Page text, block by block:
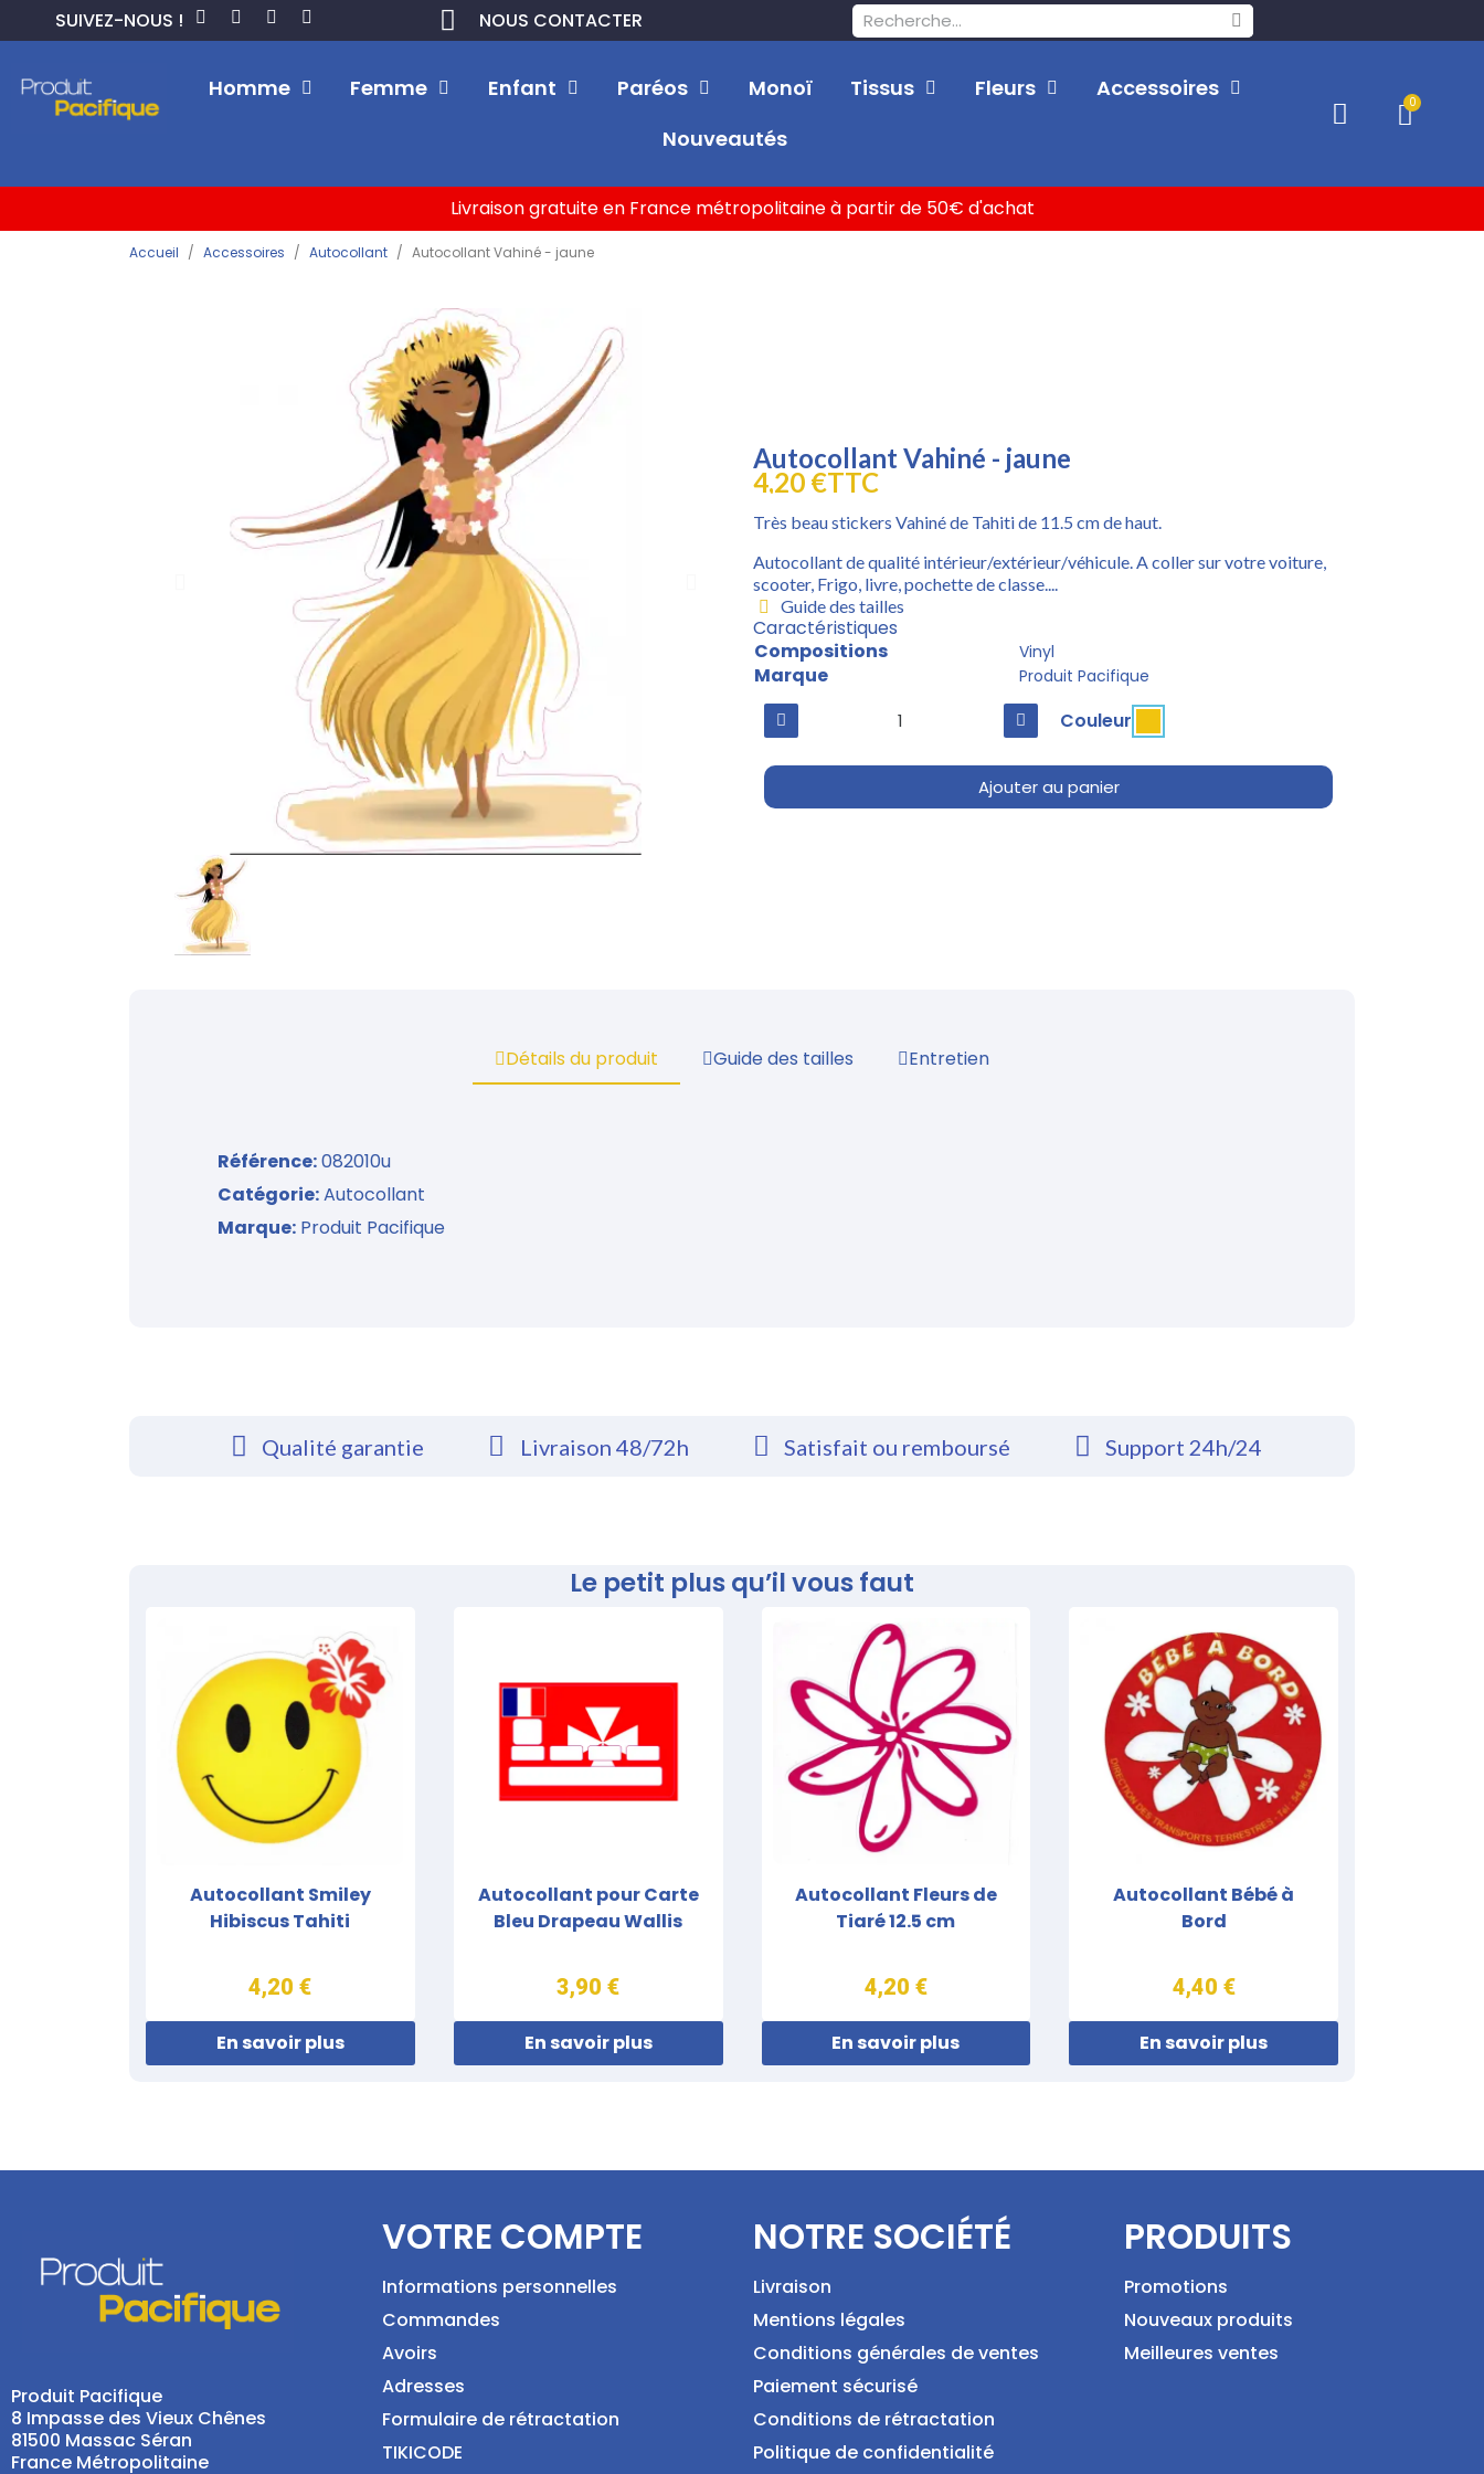
SUIVEZ-NOUS ! NOUS CONTACTER
Homme Femme Enfant Paréos Monoï Tissus Fleurs
Accessoires
Nouveautés
Livraison gratuite en France métropolitaine à partir de 50€ d'achat
Accueil Accessoires Autocollant Autocollant Vahiné - jaune
Autocollant Vahiné - jaune
4,20 €TTC
Très beau stickers Vahiné de Tahiti de 11.5 cm de haut.
Autocollant de qualité intérieur/extérieur/véhicule. A coller sur votre voiture,
scooter, Frigo, livre, pochette de classe....
Guide des tailles
Caractéristiques
Compositions
Vinyl
Marque Produit Pacifique
Couleur
Ajouter au panier
Détails du produit Guide des tailles Entretien
Référence 082010u
Catégorie Autocollant
Marque Produit Pacifique
Qualité garantie Livraison 48/72h Satisfait ou remboursé Support 24h/24
Le petit plus qu’il vous faut
Autocollant Smiley
Hibiscus Tahiti
4,20 €
En savoir plus
Autocollant pour Carte
Bleu Drapeau Wallis
3,90 €
En savoir plus
Autocollant Fleurs de
Tiaré 12.5 cm
4,20 €
En savoir plus
Autocollant Bébé à
Bord
4,40 €
En savoir plus
Produit Pacifique
8 Impasse des Vieux Chênes
81500 Massac Séran
France Métropolitaine
VOTRE COMPTE
Informations personnelles
Commandes
Avoirs
Adresses
Formulaire de rétractation
TIKICODE
NOTRE SOCIÉTÉ
Livraison
Mentions légales
Conditions générales de ventes
Paiement sécurisé
Conditions de rétractation
Politique de confidentialité
PRODUITS
Promotions
Nouveaux produits
Meilleures ventes